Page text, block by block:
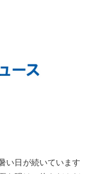
い日が続いています